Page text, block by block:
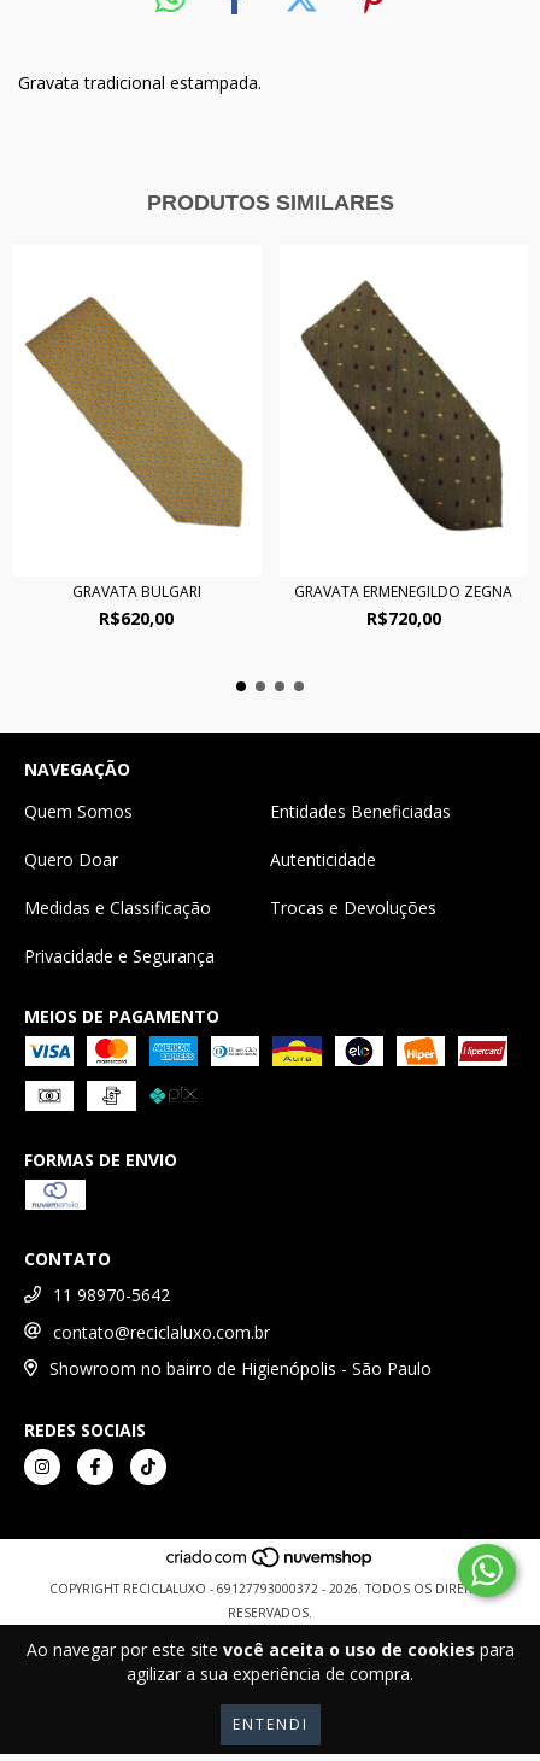
Ao navegar por este site você aceita o uso de cookies para
agilizar a sua experiência de compra.
ENTENDI
Gravata tradicional estampada.
PRODUTOS SIMILARES
GRAVATA BULGARI
R$620,00
GRAVATA ERMENEGILDO ZEGNA
R$720,00
NAVEGAÇÃO
Quem Somos
Entidades Beneficiadas
Quero Doar Autenticidade
Medidas e Classificação Trocas e Devoluções
Privacidade e Segurança
MEIOS DE PAGAMENTO
FORMAS DE ENVIO
CONTATO
11 98970-5642
contato@reciclaluxo.com.br
Showroom no bairro de Higienópolis - São Paulo
REDES SOCIAIS
COPYRIGHT RECICLALUXO - 69127793000372 - 2026. TODOS OS DIREITOS
RESERVADOS.